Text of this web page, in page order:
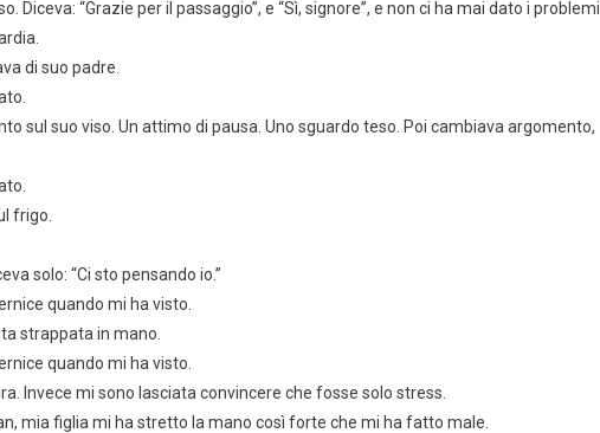
Diceva: “Grazie per il passaggio”, e “Sì, signore”, e non ci ha mai dato i problemi
di suo padre.
sul suo viso. Un attimo di pausa. Uno sguardo teso. Poi cambiava argomento,
frigo.
solo: “Ci sto pensando io.”
quando mi ha visto.
strappata in mano.
quando mi ha visto.
Invece mi sono lasciata convincere che fosse solo stress.
mia figlia mi ha stretto la mano così forte che mi ha fatto male.